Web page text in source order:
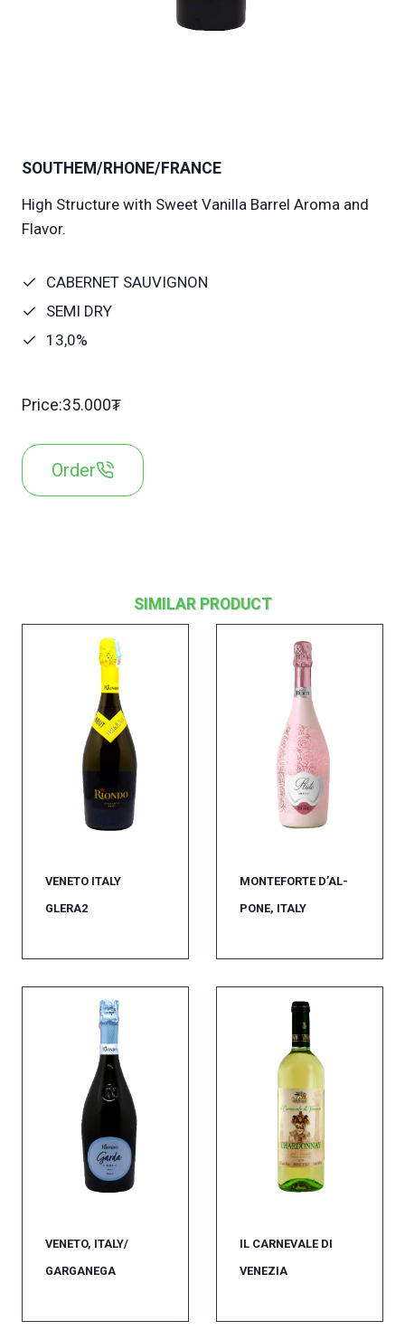
SOUTHEM/RHONE/FRANCE
High Structure with Sweet Vanilla Barrel Aroma and
Flavor.
CABERNET SAUVIGNON
SEMI DRY
13,0%
Price:35.000₮
Order
SIMILAR PRODUCT
VENETO ITALY
GLERA2
MONTEFORTE D’AL-
PONE, ITALY
VENETO, ITALY/
GARGANEGA
IL CARNEVALE DI
VENEZIA